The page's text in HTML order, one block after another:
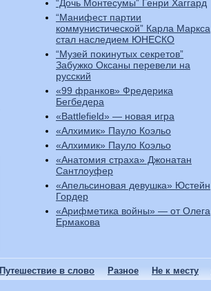
“Дочь Монтесумы” Генри Хаггард
“Манифест партии
коммунистической” Карла Маркса
стал наследием ЮНЕСКО
“Музей покинутых секретов”
Забужко Оксаны перевели на
русский
«99 франков» Фредерика
Бегбедера
«Battlefield» — новая игра
«Алхимик» Пауло Коэльо
«Алхимик» Пауло Коэльо
«Анатомия страха» Джонатан
Сантлоуфер
«Апельсиновая девушка» Юстейн
Гордер
«Арифметика войны» — от Олега
Ермакова
Путешествие в слово Разное Не к месту